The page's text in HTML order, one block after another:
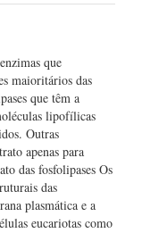
que
maioritários das
que têm a
lipofílicas
Outras
apenas para
das fosfolipases Os
das
plasmática e a
eucariotas como